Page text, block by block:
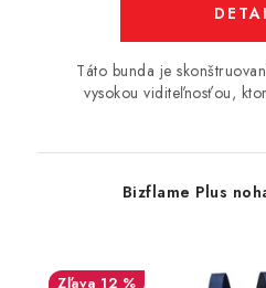
Táto bunda je
vysokou viditeľnosťou,
Bizflame Plus
12 %